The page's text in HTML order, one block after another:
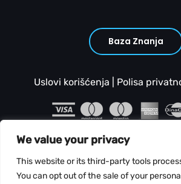
We value your privacy
This website or its third-party tools
You can opt out of the sale of your
Baza Znanja
Uslovi korišćenja Polisa